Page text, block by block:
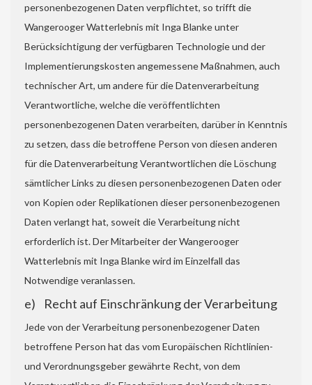
personenbezogenen Daten verpflichtet, so trifft die
Wangerooger Watterlebnis mit Inga Blanke unter
Berücksichtigung der verfügbaren Technologie und der
Implementierungskosten angemessene Maßnahmen, auch
technischer Art, um andere für die Datenverarbeitung
Verantwortliche, welche die veröffentlichten
personenbezogenen Daten verarbeiten, darüber in Kenntnis
zu setzen, dass die betroffene Person von diesen anderen
für die Datenverarbeitung Verantwortlichen die Löschung
sämtlicher Links zu diesen personenbezogenen Daten oder
von Kopien oder Replikationen dieser personenbezogenen
Daten verlangt hat, soweit die Verarbeitung nicht
erforderlich ist. Der Mitarbeiter der Wangerooger
Watterlebnis mit Inga Blanke wird im Einzelfall das
Notwendige veranlassen.
e) Recht auf Einschränkung der Verarbeitung
Jede von der Verarbeitung personenbezogener Daten
betroffene Person hat das vom Europäischen Richtlinien-
und Verordnungsgeber gewährte Recht, von dem